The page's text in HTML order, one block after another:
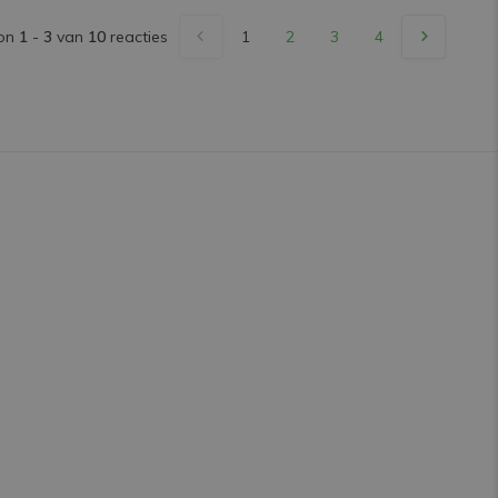
1 - 3 van 10 reacties 1 2 3 4